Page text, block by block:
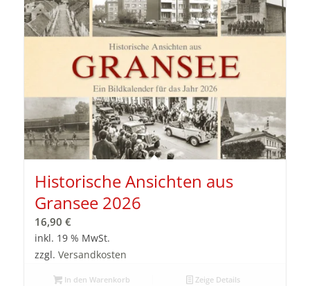
Historische Ansichten aus
Gransee 2026
16,90 €
inkl. 19 % MwSt.
zzgl. Versandkosten
In den Warenkorb Zeige Details